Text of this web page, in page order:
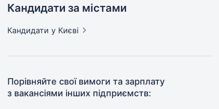
Кандидати за містами
Кандидати у Києві
Порівняйте свої вимоги та зарплату
з вакансіями інших підприємств: